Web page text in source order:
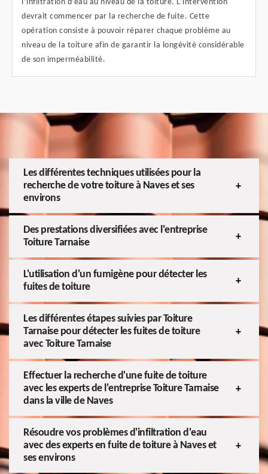
l’infiltration d’eau au niveau de la toiture. L’intervention
devrait commencer par la recherche de fuite. Cette
opération consiste à pouvoir réparer chaque problème au
niveau de la toiture afin de garantir la longévité considérable
de son imperméabilité.
Les différentes techniques utilisées pour la
recherche de votre toiture à Naves et ses
environs
Des prestations diversifiées avec l'entreprise
Toiture Tarnaise
L'utilisation d'un fumigène pour détecter les
fuites de toiture
Les différentes étapes suivies par Toiture
Tarnaise pour détecter les fuites de toiture
avec Toiture Tarnaise
Effectuer la recherche d'une fuite de toiture
avec les experts de l'entreprise Toiture Tarnaise
dans la ville de Naves
Résoudre vos problèmes d'infiltration d'eau
avec des experts en fuite de toiture à Naves et
ses environs